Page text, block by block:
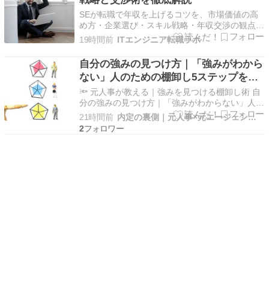
SEが転職で年収を上げるコツを、市場価値の高
め方・企業選び・スキル戦略・年収交渉の観点か
ら具体的に解説。今から実践できる準備と登録の
流れ、注意点までまとめました。
19時間前 ITエンジニア転職ラボ
自分の強みの見つけ方｜「強みがわから
ない」人のための棚卸し5ステップを元
人事が解説
🔦 元人事が教える｜強みを見つける棚卸し術 自
分の強みの見つけ方｜「強みがわからない」人の
ための棚卸し5ステップを元人事が解説 強みは
「ない」のではなく「気づいていない」だけ。経
験を棚卸しすれば、誰でも自分の強みが見つかり
21時間前
内定の裏側｜元人事×元エージェントが明かす転職の本音ブログ
2